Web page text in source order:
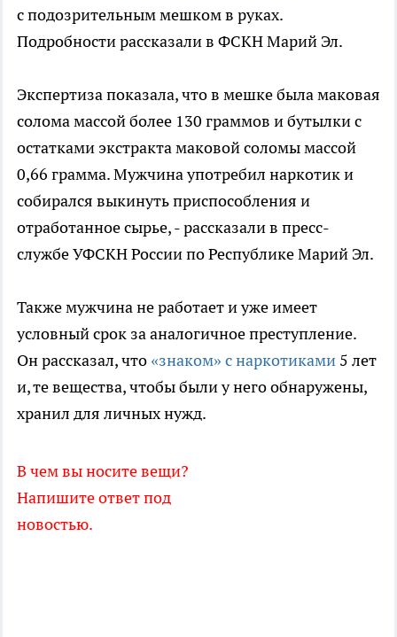
с подозрительным мешком в руках.
Подробности рассказали в ФСКН Марий Эл.
Экспертиза показала, что в мешке была маковая
солома массой более 130 граммов и бутылки с
остатками экстракта маковой соломы массой
0,66 грамма. Мужчина употребил наркотик и
собирался выкинуть приспособления и
отработанное сырье, - рассказали в пресс-
службе УФСКН России по Республике Марий Эл.
Также мужчина не работает и уже имеет
условный срок за аналогичное преступление.
Он рассказал, что «знаком» с наркотиками 5 лет
и, те вещества, чтобы были у него обнаружены,
хранил для личных нужд.
В чем вы носите вещи?
Напишите ответ под
новостью.